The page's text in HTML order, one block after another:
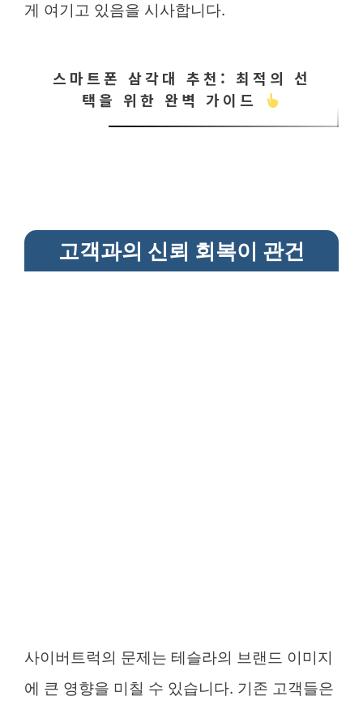
게 여기고 있음을 시사합니다.
스마트폰 삼각대 추천: 최적의 선
택을 위한 완벽 가이드
고객과의 신뢰 회복이 관건
사이버트럭의 문제는 테슬라의 브랜드 이미지
에 큰 영향을 미칠 수 있습니다. 기존 고객들은